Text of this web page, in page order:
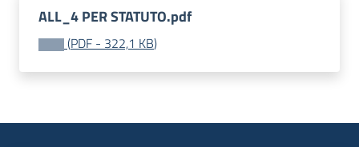
Servizi
Leggi
Atti
ALL_4 PER STATUTO.pdf
(PDF - 322,1 KB)